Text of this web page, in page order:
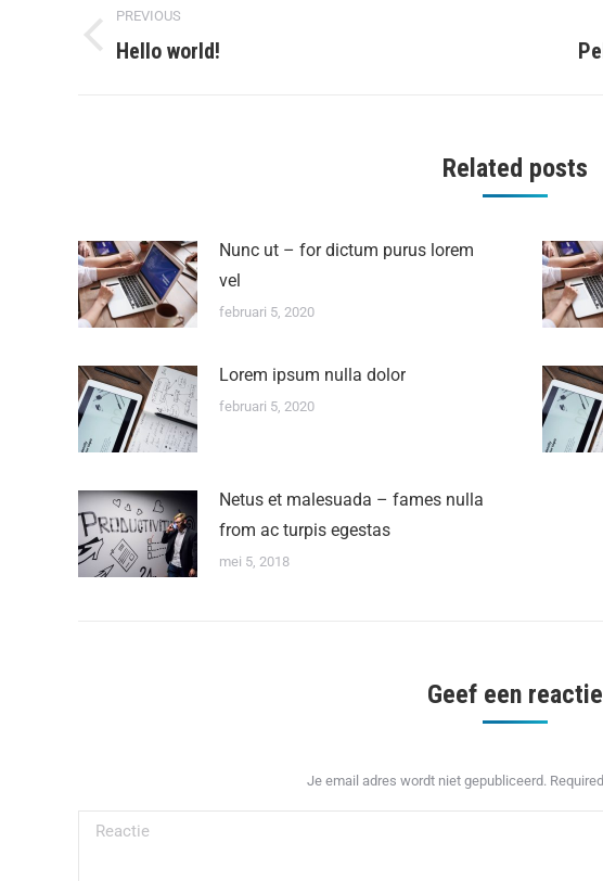
PREVIOUS
Hello world!
Related posts
Nunc ut – for dictum purus lorem
vel
februari 5, 2020
Lorem ipsum nulla dolor
februari 5, 2020
Netus et malesuada – fames nulla
from ac turpis egestas
mei 5, 2018
Geef een reactie
Je email adres wordt niet gepubliceerd.
Reactie